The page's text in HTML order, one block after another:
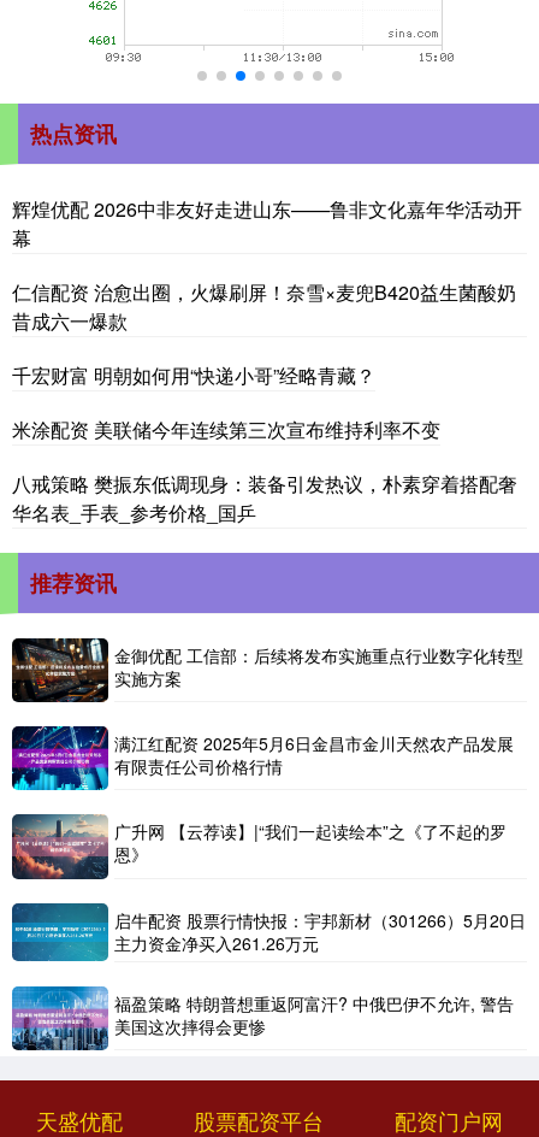
热点资讯
辉煌优配 2026中非友好走进山东——鲁非文化嘉年华活动开
幕
仁信配资 治愈出圈，火爆刷屏！奈雪×麦兜B420益生菌酸奶
昔成六一爆款
千宏财富 明朝如何用“快递小哥”经略青藏？
米涂配资 美联储今年连续第三次宣布维持利率不变
八戒策略 樊振东低调现身：装备引发热议，朴素穿着搭配奢
华名表_手表_参考价格_国乒
推荐资讯
金御优配 工信部：后续将发布实施重点行业数字化转型
实施方案
满江红配资 2025年5月6日金昌市金川天然农产品发展
有限责任公司价格行情
广升网 【云荐读】|“我们一起读绘本”之《了不起的罗
恩》
启牛配资 股票行情快报：宇邦新材（301266）5月20日
主力资金净买入261.26万元
福盈策略 特朗普想重返阿富汗? 中俄巴伊不允许, 警告
美国这次摔得会更惨
天盛优配 股票配资平台 配资门户网